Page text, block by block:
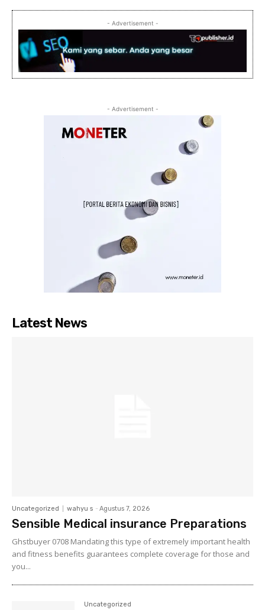
- Advertisement -
- Advertisement -
Latest News
Uncategorized wahyu s - Agustus 7, 2026
Sensible Medical insurance Preparations
Ghstbuyer 0708 Mandating this type of extremely important health
and fitness benefits guarantees complete coverage for those and
you...
Uncategorized